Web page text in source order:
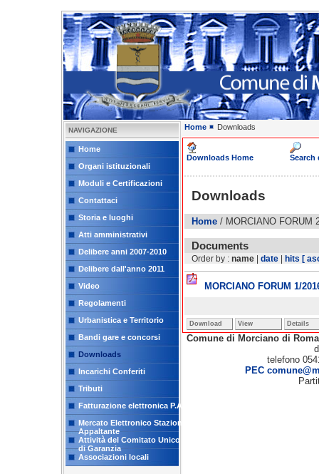
NAVIGAZIONE
Home
Organi istituzionali
Moduli e Certificazioni
Contattaci
Storia e luoghi
Atti amministrativi
Delibere anni 2007-2010
Delibere dall'anno 2011
Video
Regolamenti
Urbanistica e Territorio
Bandi gare e concorsi
Downloads
Incarichi Conferiti
Tributi
Fatturazione elettronica P.A.
Mercato Elettronico Stazione
Appaltante
Attività del Comitato Unico
di Garanzia
Associazioni locali
Home Downloads
Downloads Home Search
Downloads
Home / MORCIANO FORUM
Documents
Order by : name | date | hits [
MORCIANO FORUM 1/
Download View Details
Comune di Morciano di
telefono
PEC